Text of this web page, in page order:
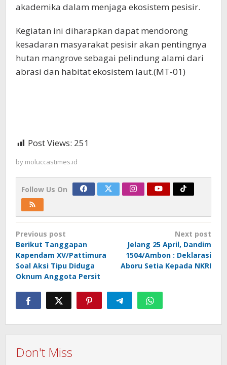
akademika dalam menjaga ekosistem pesisir.
Kegiatan ini diharapkan dapat mendorong
kesadaran masyarakat pesisir akan pentingnya
hutan mangrove sebagai pelindung alami dari
abrasi dan habitat ekosistem laut.(MT-01)
Post Views: 251
by moluccastimes.id
Follow Us On
Post
navigation
Previous post
Berikut Tanggapan
Kapendam XV/Pattimura
Soal Aksi Tipu Diduga
Oknum Anggota Persit
Next post
Jelang 25 April, Dandim
1504/Ambon : Deklarasi
Aboru Setia Kepada NKRI
Don't Miss